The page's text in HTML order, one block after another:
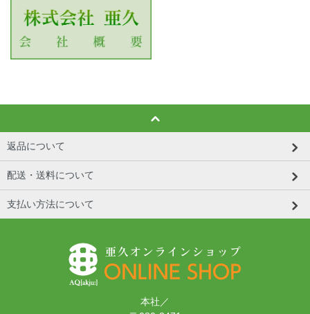
返品について
配送・送料について
支払い方法について
本社／